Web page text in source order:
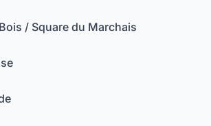
/ Square du Marchais